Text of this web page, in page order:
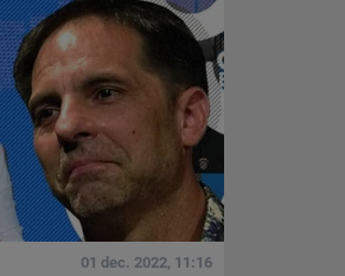
01 dec. 2022, 11:16